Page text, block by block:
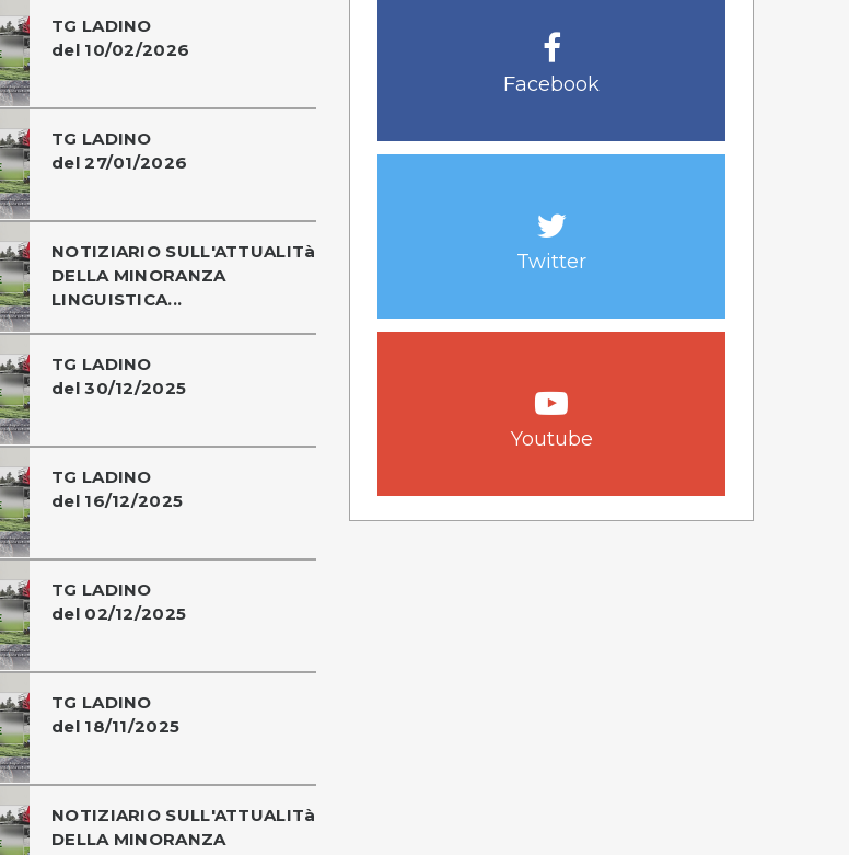
TG LADINO
del 10/02/2026
TG LADINO
del 27/01/2026
NOTIZIARIO SULL'ATTUALITà
DELLA MINORANZA
LINGUISTICA...
TG LADINO
del 30/12/2025
TG LADINO
del 16/12/2025
TG LADINO
del 02/12/2025
TG LADINO
del 18/11/2025
NOTIZIARIO SULL'ATTUALITà
DELLA MINORANZA
Facebook
Twitter
Youtube